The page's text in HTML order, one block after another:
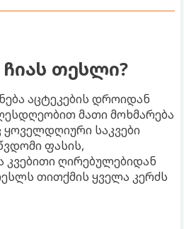
თესლი?
აცტეკების დროიდან
მათი მოხმარება
საკვები
ფასის,
კვებითი ღირებულებიდან
თითქმის ყველა კერძს